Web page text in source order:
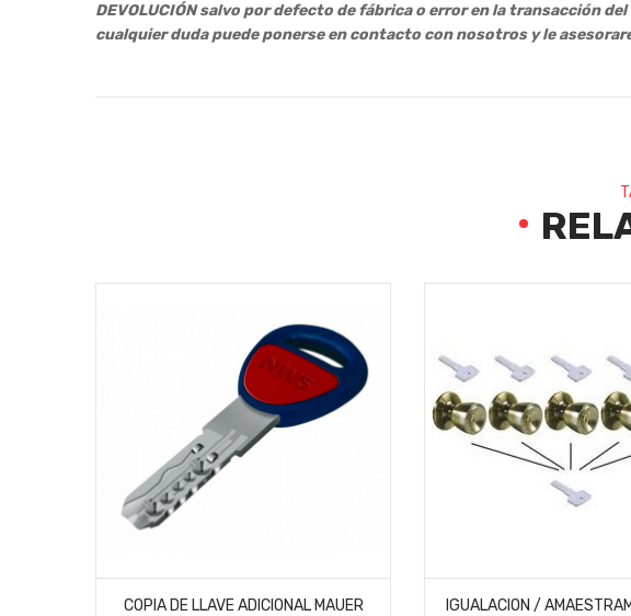
DEVOLUCIÓN salvo por defecto de fábrica o error en la transacción
cualquier duda puede ponerse en contacto con nosotros y le
SIN STOCK
COPIA DE LLAVE ADICIONAL MAUER
AÑADIR AL
IGUALACION /